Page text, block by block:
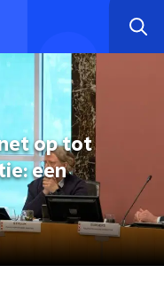
op tot
een